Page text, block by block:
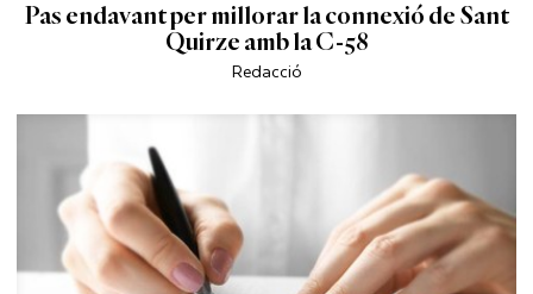
Pas endavant per millorar la connexió de Sant
Quirze amb la C-58
Redacció